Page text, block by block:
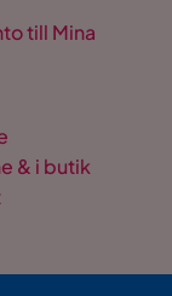
till Mina
& i butik